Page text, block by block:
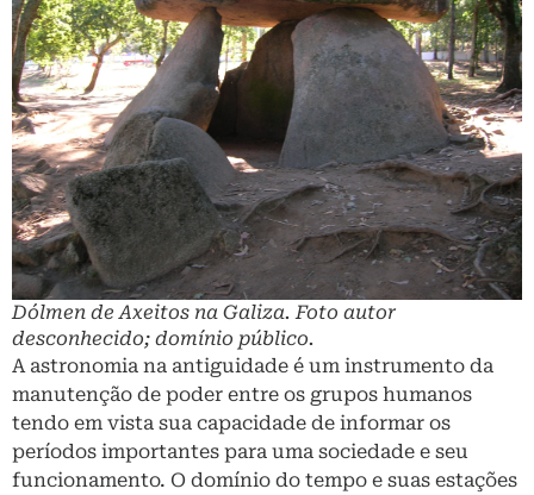
Dólmen de Axeitos na Galiza. Foto autor
desconhecido; domínio público.
A astronomia na antiguidade é um instrumento da
manutenção de poder entre os grupos humanos
tendo em vista sua capacidade de informar os
períodos importantes para uma sociedade e seu
funcionamento. O domínio do tempo e suas estações